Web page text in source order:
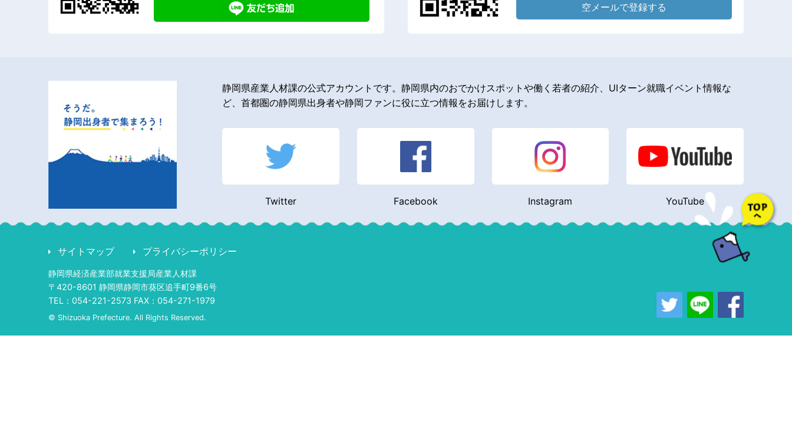
空メールで登録する
静岡県産業人材課の公式アカウントです。静岡県内のおでかけスポットや働く若者の紹介、UIターン就職イベント情報な
ど、首都圏の静岡県出身者や静岡ファンに役に立つ情報をお届けします。
Twitter Facebook Instagram YouTube
サイトマップ プライバシーポリシー
静岡県経済産業部就業支援局産業人材課
〒420-8601 静岡県静岡市葵区追手町9番6号
TEL：054-221-2573 FAX：054-271-1979
© Shizuoka Prefecture. All Rights Reserved.